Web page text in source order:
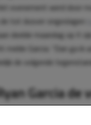
evenement werd door
tot dusver ongeslagen
deelde maandag op X
melde Garcia: “Dan ga ik
de volgende
Garcia